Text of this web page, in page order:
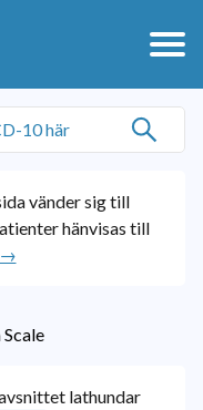
vänder sig till
hänvisas till
→
lathundar